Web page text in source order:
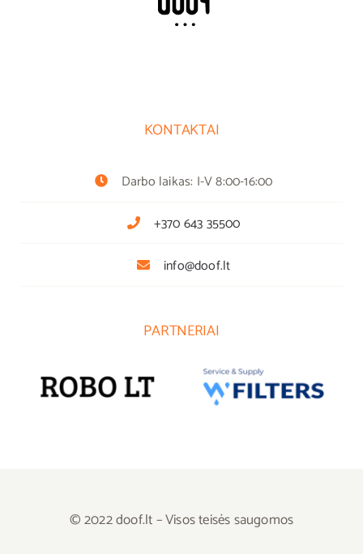
KONTAKTAI
Darbo laikas: I-V 8:00-16:00
+370 643 35500
info@doof.lt
PARTNERIAI
© 2022 doof.lt – Visos teisės saugomos